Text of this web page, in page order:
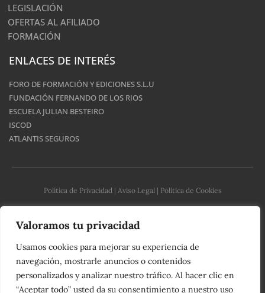
Valoramos tu privacidad
Usamos cookies para mejorar su experiencia de
navegación, mostrarle anuncios o contenidos
personalizados y analizar nuestro tráfico. Al hacer clic en
“Aceptar todo” usted da su consentimiento a nuestro uso
LEGISLACIÓN
OFERTAS AL AFILIADO
FORMACIÓN
ENLACES DE INTERÉS
FORO DE FORMACIÓN Y EDICIONES S.L.U
FUNDACIÓN FERNANDO DE LOS RIOS
ESCUELA JULIAN BESTEIRO
ISCOD
ATLANTIS SEGUROS
Política de Privacidad | Aviso Legal | Política de Cookies
© 2023 - UGT Serveis Públics - País Valencià | Desarrollado por